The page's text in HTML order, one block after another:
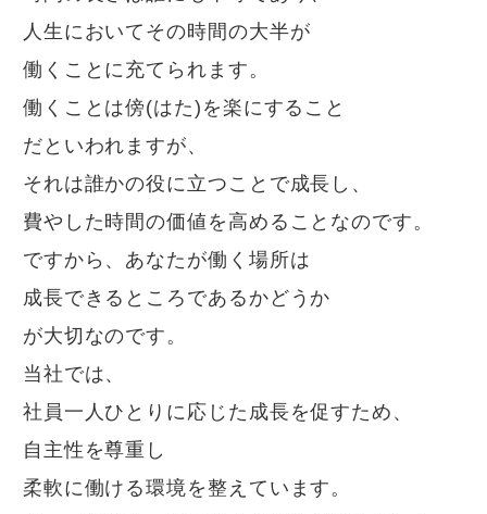
人生においてその時間の大半が
働くことに充てられます。
働くことは傍(はた)を楽にすること
だといわれますが、
それは誰かの役に立つことで成長し、
費やした時間の価値を高めることなのです。
ですから、あなたが働く場所は
成長できるところであるかどうか
が大切なのです。
当社では、
社員一人ひとりに応じた成長を促すため、
自主性を尊重し
柔軟に働ける環境を整えています。